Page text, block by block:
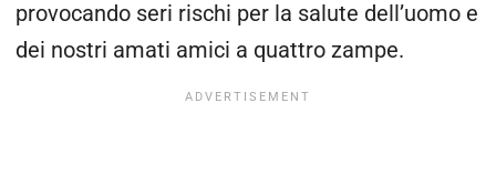
provocando seri rischi per la salute dell’uomo e
dei nostri amati amici a quattro zampe.